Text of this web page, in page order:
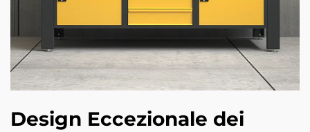
Design Eccezionale dei